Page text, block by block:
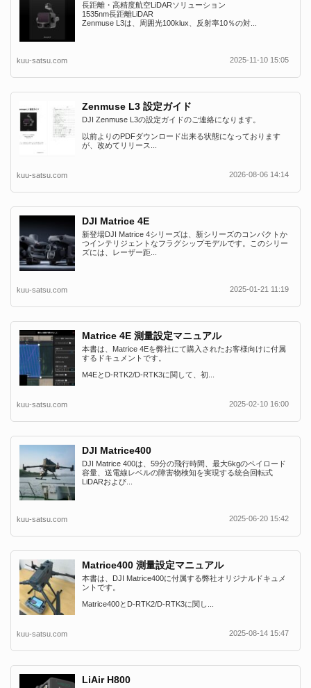
長距離・高精度航空LiDARソリューション
1535nm長距離LiDAR
Zenmuse L3は、周囲光100klux、反射率10％の対...
kuu-satsu.com 2025-11-10 15:05
Zenmuse L3 設定ガイド
DJI Zenmuse L3の設定ガイドのご連絡になります。
以前よりのPDFダウンロード出来る状態になっております
が、改めてリリース...
kuu-satsu.com 2026-08-06 14:14
DJI Matrice 4E
新登場DJI Matrice 4シリーズは、新シリーズのコンパクトか
つインテリジェントなフラグシップモデルです。このシリー
ズには、レーザー距...
kuu-satsu.com 2025-01-21 11:19
Matrice 4E 測量設定マニュアル
本書は、Matrice 4Eを弊社にて購入されたお客様向けに付属
するドキュメントです。
M4EとD-RTK2/D-RTK3に関して、初...
kuu-satsu.com 2025-02-10 16:00
DJI Matrice400
DJI Matrice 400は、59分の飛行時間、最大6kgのペイロード
容量、送電線レベルの障害物検知を実現する統合回転式
LiDARおよび...
kuu-satsu.com 2025-06-20 15:42
Matrice400 測量設定マニュアル
本書は、DJI Matrice400に付属する弊社オリジナルドキュメ
ントです。
Matrice400とD-RTK2/D-RTK3に関し...
kuu-satsu.com 2025-08-14 15:47
LiAir H800